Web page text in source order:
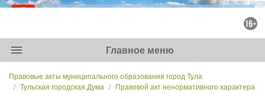
menu Главное меню
Правовые акты муниципального образования город Тула
Тульская городская Дума
Правовой акт ненормативного характера